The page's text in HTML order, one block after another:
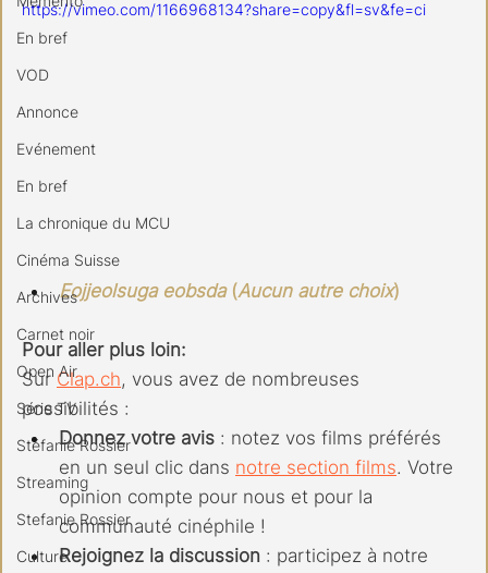
En bref
VOD
Annonce
Evénement
En bref
La chronique du MCU
Cinéma Suisse
Archives
Carnet noir
Open Air
Série TV
Stéfanie Rossier
Streaming
Stefanie Rossier
Culture
https://vimeo.com/1166968134?share=copy&fl=sv&fe=ci
Eojjeolsuga eobsda (Aucun autre choix)
Pour aller plus loin:
Sur Clap.ch, vous avez de nombreuses
possibilités :
Donnez votre avis : notez vos films préférés
en un seul clic dans notre section films. Votre
opinion compte pour nous et pour la
communauté cinéphile !
Rejoignez la discussion : participez à notre